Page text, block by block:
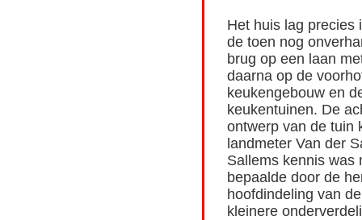
Het huis lag precies
de toen nog
brug op een laan
daarna op de
keukengebouw en
keukentuinen. De
ontwerp van de tuin
landmeter Van der
Sallems kennis was
bepaalde door de
hoofdindeling van
kleinere